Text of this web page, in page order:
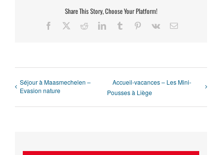
Share This Story, Choose Your Platform!
Facebook RedditLinkedInTumblr Pinterest
Vk Email
Séjour à Maasmechelen –
Evasion nature
Accueil-vacances – Les Mini-
Pousses à Liège